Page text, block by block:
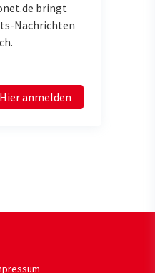
bringt
Nachrichten
Hier anmelden